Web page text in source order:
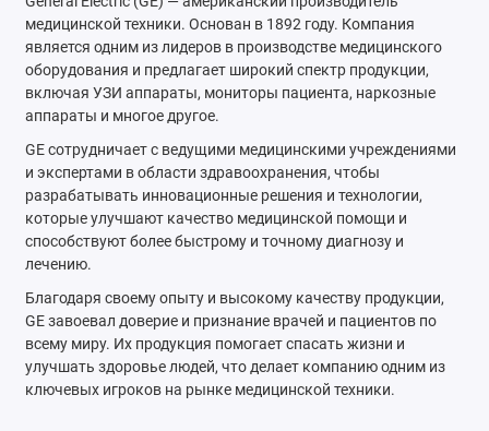
медицинской техники. Основан в 1892 году. Компания
является одним из лидеров в производстве медицинского
оборудования и предлагает широкий спектр продукции,
включая УЗИ аппараты, мониторы пациента, наркозные
аппараты и многое другое.
GE сотрудничает с ведущими медицинскими учреждениями
и экспертами в области здравоохранения, чтобы
разрабатывать инновационные решения и технологии,
которые улучшают качество медицинской помощи и
способствуют более быстрому и точному диагнозу и
лечению.
Благодаря своему опыту и высокому качеству продукции,
GE завоевал доверие и признание врачей и пациентов по
всему миру. Их продукция помогает спасать жизни и
улучшать здоровье людей, что делает компанию одним из
ключевых игроков на рынке медицинской техники.